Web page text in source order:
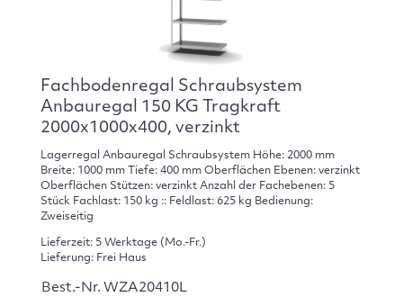
Fachbodenregal Schraubsystem
Anbauregal 150 KG Tragkraft
2000x1000x400, verzinkt
Lagerregal Anbauregal Schraubsystem Höhe: 2000 mm
Breite: 1000 mm Tiefe: 400 mm Oberflächen Ebenen: verzinkt
Oberflächen Stützen: verzinkt Anzahl der Fachebenen: 5
Stück Fachlast: 150 kg :: Feldlast: 625 kg Bedienung:
Zweiseitig
Lieferzeit: 5 Werktage (Mo.-Fr.)
Lieferung: Frei Haus
Best.-Nr. WZA20410L